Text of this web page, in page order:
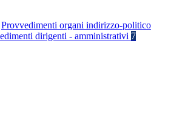
Provvedimenti organi indirizzo-politico
dirigenti - amministrativi 7